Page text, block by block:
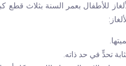
للأطفال بعمر السنة بثلاث قطع
تحدٍّ في حد ذاته.